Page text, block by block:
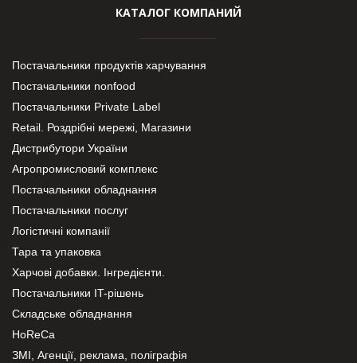
КАТАЛОГ КОМПАНИЙ
Постачальники продуктів харчування
Постачальники nonfood
Постачальники Private Label
Retail. Роздрібні мережі, Магазини
Дистрибутори України
Агропромисловий комплекс
Постачальники обладнання
Постачальники послуг
Логістичні компанії
Тара та упаковка
Харчові добавки. Інгредієнти.
Постачальники IT-рішень
Складське обладнання
HoReCa
ЗМІ, Агенції, реклама, поліграфія